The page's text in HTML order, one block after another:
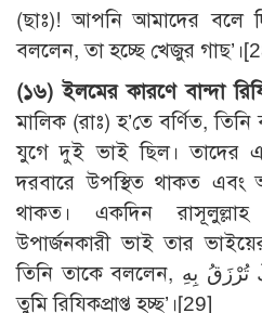
(ছাঃ)! আপনি আমাদের বলে
বললেন, তা হচ্ছে খেজুর গাছ’।
(১৬) ইলমের কারণে বান্দা
মালিক (রাঃ) হ’তে বর্ণিত,
যুগে দুই ভাই ছিল। তাদের
দরবারে উপস্থিত থাকত এবং
থাকত। একদিন
উপার্জনকারী ভাই তার
তিনি তাকে বললেন, لَعَلَّكَ تُرْزَقُ بِهِ ‘হয়তো তার অসীলায়
তুমি রিযিকপ্রাপ্ত হচ্ছ’।[29]